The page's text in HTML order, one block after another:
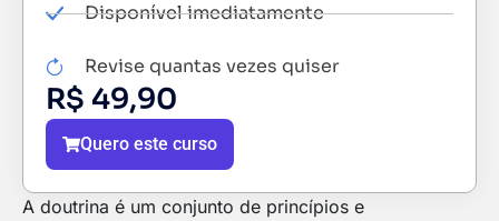
A doutrina é um conjunto de princípios e
Disponível imediatamente
Revise quantas vezes quiser
R$ 49,90
Quero este curso